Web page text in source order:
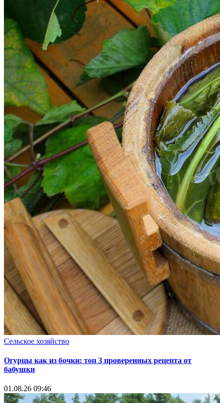
Сельское хозяйство
Огурцы как из бочки: топ 3 проверенных рецепта от
бабушки
01.08.26 09:46